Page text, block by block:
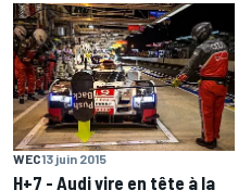
WEC13 juin 2015
H+7 - Audi vire en tête à la